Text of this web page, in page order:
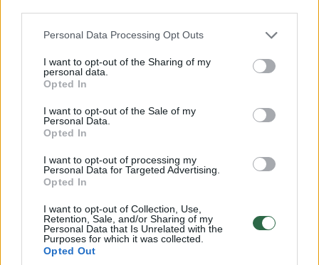
Personal Data Processing Opt Outs
I want to opt-out of the Sharing of my
personal data.
Opted In
I want to opt-out of the Sale of my
Personal Data.
Opted In
I want to opt-out of processing my
Personal Data for Targeted Advertising.
Opted In
I want to opt-out of Collection, Use,
Retention, Sale, and/or Sharing of my
Personal Data that Is Unrelated with the
Purposes for which it was collected.
Opted Out
neįregistruotas Adresų registre, taip pat
reikėtų kreiptis į savivaldybę ar seniūniją, kad
ši pateiktų duomenis Adresų registrui.
didmiesčiuose ir kaimo vietovėse
Registrų centro duomenimis, šiuo metu šalyje
yra daugiau kaip 170 tūkst. asmenų, kurių
deklaruotos gyvenamosios vietos adresas
yra netikslus. Daugiausiai netikslių adresų
galima rasti didmiesčiuose, kur, natūralu,